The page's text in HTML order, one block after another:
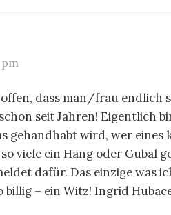
dass man/frau
seit Jahren! Eigentlich
gehandhabt wird, wer eines
viele ein Hang oder Gubal
dafür. Das einzige was
billig – ein Witz! Ingrid